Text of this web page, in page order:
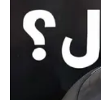
والخطر إلى المهام،
راقب السماء، تجنب
بمحيطك لضمان